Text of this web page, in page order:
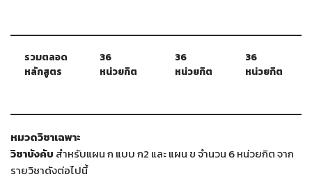
รวมตลอด
หลักสูตร
36
หน่วยกิต
36
หน่วยกิต
36
หน่วยกิต
หมวดวิชาเฉพาะ
วิชาบังคับ สำหรับแผน ก แบบ ก2 และ แผน ข จำนวน 6 หน่วยกิต จาก
รายวิชาดังต่อไปนี้